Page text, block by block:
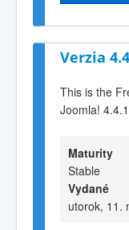
Verzia
This is the
Joomla!
Maturity
Stable
Vydané
utorok, 11.